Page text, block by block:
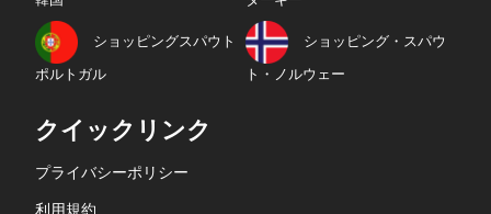
ショッピングスパウト
ポルトガル
ショッピング・スパウ
ト・ノルウェー
クイックリンク
プライバシーポリシー
利用規約